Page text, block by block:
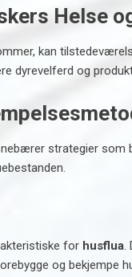
Helse
kan
dyrevelferd og
strategier
for husflua.
og bekjempe